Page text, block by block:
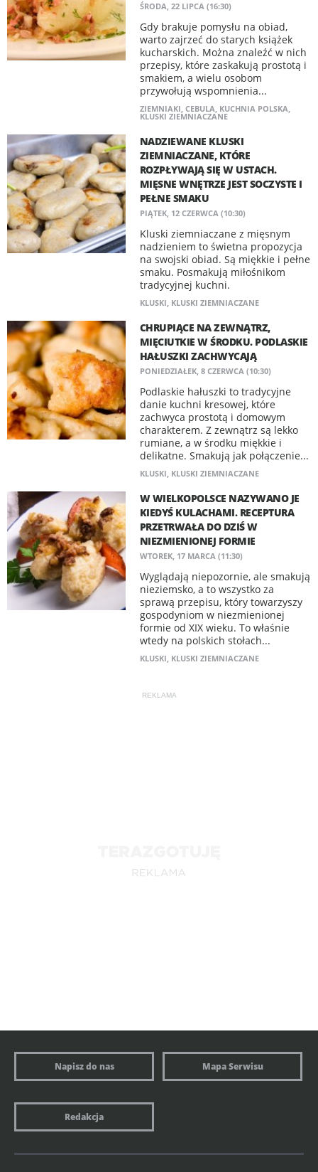
ŚRODA, 22 LIPCA (16:30)
Gdy brakuje pomysłu na obiad,
warto zajrzeć do starych książek
kucharskich. Można znaleźć w nich
przepisy, które zaskakują prostotą i
smakiem, a wielu osobom
przywołują wspomnienia...
ZIEMNIAKI, CEBULA, KUCHNIA POLSKA,
KLUSKI ZIEMNIACZANE
NADZIEWANE KLUSKI
ZIEMNIACZANE, KTÓRE
ROZPŁYWAJĄ SIĘ W USTACH.
MIĘSNE WNĘTRZE JEST SOCZYSTE I
PEŁNE SMAKU
PIĄTEK, 12 CZERWCA (10:30)
Kluski ziemniaczane z mięsnym
nadzieniem to świetna propozycja
na swojski obiad. Są miękkie i pełne
smaku. Posmakują miłośnikom
tradycyjnej kuchni.
KLUSKI, KLUSKI ZIEMNIACZANE
CHRUPIĄCE NA ZEWNĄTRZ,
MIĘCIUTKIE W ŚRODKU. PODLASKIE
HAŁUSZKI ZACHWYCAJĄ
PONIEDZIAŁEK, 8 CZERWCA (10:30)
Podlaskie hałuszki to tradycyjne
danie kuchni kresowej, które
zachwyca prostotą i domowym
charakterem. Z zewnątrz są lekko
rumiane, a w środku miękkie i
delikatne. Smakują jak połączenie...
KLUSKI, KLUSKI ZIEMNIACZANE
W WIELKOPOLSCE NAZYWANO JE
KIEDYŚ KULACHAMI. RECEPTURA
PRZETRWAŁA DO DZIŚ W
NIEZMIENIONEJ FORMIE
WTOREK, 17 MARCA (11:30)
Wyglądają niepozornie, ale smakują
nieziemsko, a to wszystko za
sprawą przepisu, który towarzyszy
gospodyniom w niezmienionej
formie od XIX wieku. To właśnie
wtedy na polskich stołach...
KLUSKI, KLUSKI ZIEMNIACZANE
REKLAMA
Napisz do nas Mapa Serwisu
Redakcja